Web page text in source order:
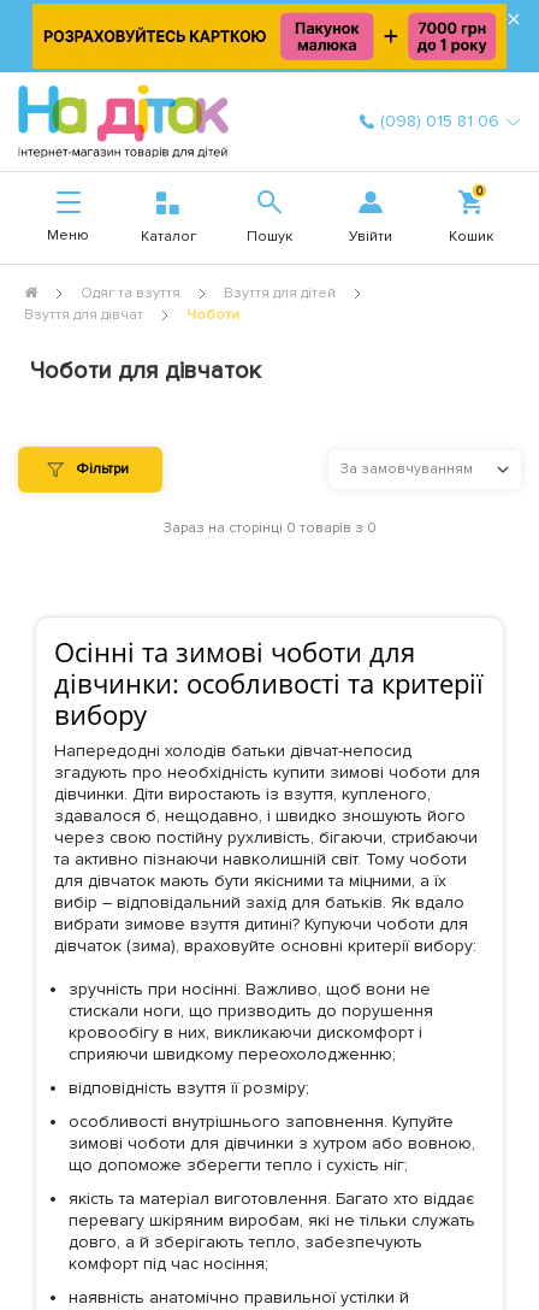
×
(098) 015 81 06
Меню Каталог Пошук Увійти
0
Кошик
Одяг та взуття
Взуття для дітей
Взуття для дівчат
Чоботи
Чоботи для дівчаток
Фільтри За замовчуванням
Зараз на сторінці 0 товарів з 0
Осінні та зимові чоботи для
дівчинки: особливості та критерії
вибору
Напередодні холодів батьки дівчат-непосид
згадують про необхідність купити зимові чоботи для
дівчинки. Діти виростають із взуття, купленого,
здавалося б, нещодавно, і швидко зношують його
через свою постійну рухливість, бігаючи, стрибаючи
та активно пізнаючи навколишній світ. Тому чоботи
для дівчаток мають бути якісними та міцними, а їх
вибір – відповідальний захід для батьків. Як вдало
вибрати зимове взуття дитині? Купуючи чоботи для
дівчаток (зима), враховуйте основні критерії вибору:
зручність при носінні. Важливо, щоб вони не
стискали ноги, що призводить до порушення
кровообігу в них, викликаючи дискомфорт і
сприяючи швидкому переохолодженню;
відповідність взуття її розміру;
особливості внутрішнього заповнення. Купуйте
зимові чоботи для дівчинки з хутром або вовною,
що допоможе зберегти тепло і сухість ніг;
якість та матеріал виготовлення. Багато хто віддає
перевагу шкіряним виробам, які не тільки служать
довго, а й зберігають тепло, забезпечують
комфорт під час носіння;
наявність анатомічно правильної устілки й